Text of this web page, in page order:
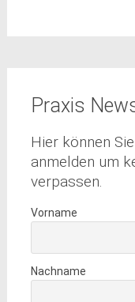
Praxis
Hier können
anmelden um
verpassen.
Vorname
Nachname